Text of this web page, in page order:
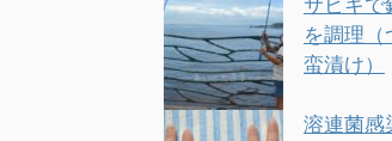
サビキで
を調理（
蛮漬け）
溶連菌感